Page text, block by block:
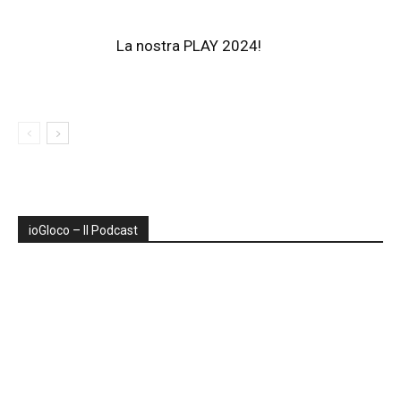
La nostra PLAY 2024!
ioGIoco – Il Podcast